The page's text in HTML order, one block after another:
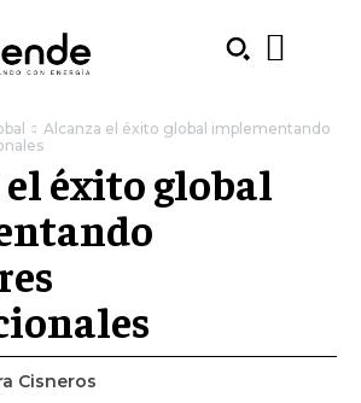
Alcanza el éxito global implementando
éxito global
Cisneros